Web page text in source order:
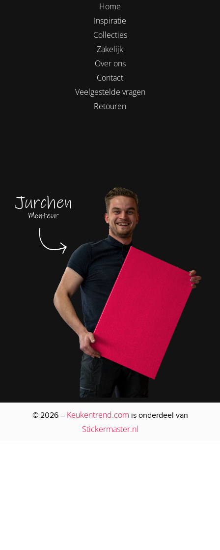
Home
Inspiratie
Collecties
Zakelijk
Over ons
Contact
Veelgestelde vragen
Retouren
© 2026 – Keukentrend.com is onderdeel van
Stickermaster.nl